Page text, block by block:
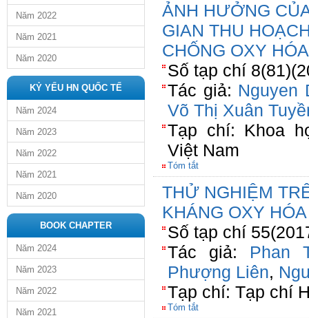
Năm 2022
Năm 2021
Năm 2020
KỶ YẾU HN QUỐC TẾ
Năm 2024
Năm 2023
Năm 2022
Năm 2021
Năm 2020
BOOK CHAPTER
Năm 2024
Năm 2023
Năm 2022
Năm 2021
ẢNH HƯỞNG
GIAN THU
CHỐNG OXY
Số tạp chí
Tác giả: Nguyen
Võ Thị Xuân
Tạp chí: Khoa
Việt Nam
Tóm tắt
THỬ NGHIỆM
KHÁNG OXY
Số tạp chí
Tác giả: Phan
Phượng Liên,
Tạp chí: Tạp chí
Tóm tắt